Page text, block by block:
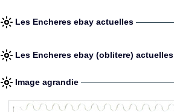
Les Encheres ebay actuelles
Les Encheres ebay (oblitere) actuelles
Image agrandie